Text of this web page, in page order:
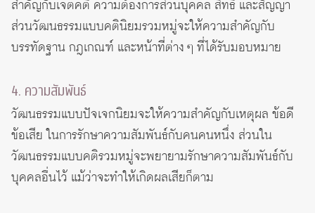
สำคัญกับเจตคติ ความต้องการส่วนบุคคล สิทธิ และสัญญา
ส่วนวัฒนธรรมแบบคตินิยมรวมหมู่จะให้ความสำคัญกับ
บรรทัดฐาน กฎเกณฑ์ และหน้าที่ต่าง ๆ ที่ได้รับมอบหมาย
4. ความสัมพันธ์
วัฒนธรรมแบบปัจเจกนิยมจะให้ความสำคัญกับเหตุผล ข้อดี
ข้อเสีย ในการรักษาความสัมพันธ์กับคนคนหนึ่ง ส่วนใน
วัฒนธรรมแบบคติรวมหมู่จะพยายามรักษาความสัมพันธ์กับ
บุคคลอื่นไว้ แม้ว่าจะทำให้เกิดผลเสียก็ตาม